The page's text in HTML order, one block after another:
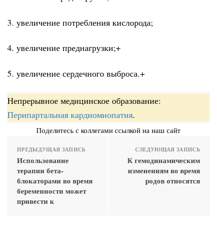
3. увеличение потребления кислорода;
4. увеличение преднагрузки;+
5. увеличение сердечного выброса.+
Непрерывное медицинское образование:
Перипартальная кардиомиопатия.
Поделитесь с коллегами ссылкой на наш сайт
ПРЕДЫДУЩАЯ ЗАПИСЬ
Использование
терапии бета-
блокаторами во время
беременности может
привести к
СЛЕДУЮЩАЯ ЗАПИСЬ
К гемодинамическим
изменениям во время
родов относятся